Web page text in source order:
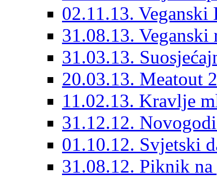
02.11.13.
31.08.13. Veganski
31.03.13.
20.03.13. Meatout
11.02.13. Kravlje
31.12.12.
01.10.12. Svjetski
31.08.12. Piknik